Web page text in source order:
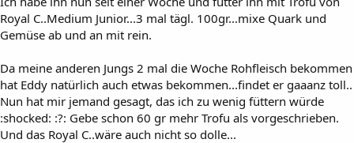
Royal C..Medium Junior...3 mal tägl. 100gr...mixe Quark und
Gemüse ab und an mit rein.
Da meine anderen Jungs 2 mal die Woche Rohfleisch bekommen
hat Eddy natürlich auch etwas bekommen...findet er gaaanz toll..
Nun hat mir jemand gesagt, das ich zu wenig füttern würde
:shocked: :?: Gebe schon 60 gr mehr Trofu als vorgeschrieben.
Und das Royal C..wäre auch nicht so dolle...